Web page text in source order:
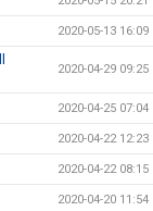
2020-05-13 16:09
2020-04-29 09:25
2020-04-25 07:04
2020-04-22 12:23
2020-04-22 08:15
2020-04-20 11:54